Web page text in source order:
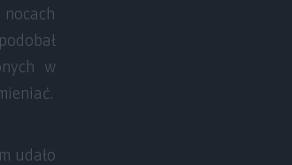
w
udało